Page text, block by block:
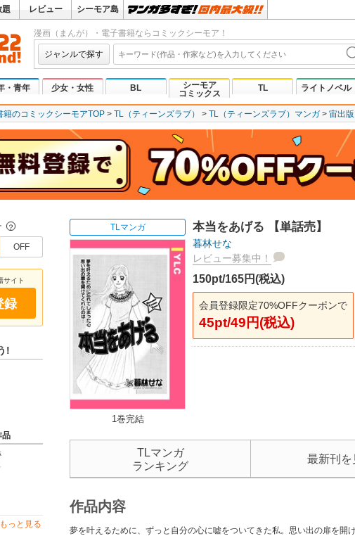
題 レビュー シーモア島
漫画（まんが）・電子書籍ならコミックシーモア！
ジャンルで探す
・青年 少女・女性 BL
シーモア
コミックス
TL ライトノベル
籍のコミックシーモアTOP TL（ティーンズラブ） TL（ティーンズラブ）マンガ 宙出版
？
OFF
サイト
録
!
品
もっと見る
TLマンガ
1巻完結
本当をあげる 【単話売】
暮林せな
レビュー募集中！
150pt/165円(税込)
会員登録限定70%OFFクーポンで
45pt/49円(税込)
TLマンガ
ランキング
最新刊を
作品内容
夢を叶えるために、ずっと自分の心に嘘をついてきた私。思い出の扉を